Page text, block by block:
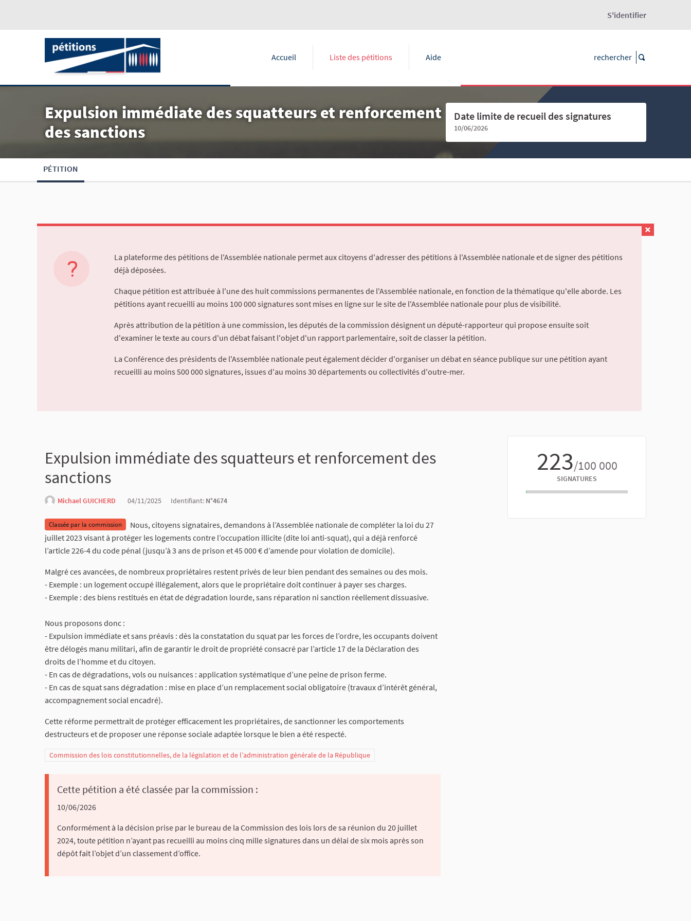
S'identifier
Accueil Liste des pétitions Aide
Expulsion immédiate des squatteurs et renforcement
des sanctions
Date limite de recueil des signatures
10/06/2026
PÉTITION
La plateforme des pétitions de l'Assemblée nationale permet aux citoyens d'adresser des pétitions à l'Assemblée nationale et de signer des pétitions
déjà déposées.
Chaque pétition est attribuée à l'une des huit commissions permanentes de l'Assemblée nationale, en fonction de la thématique qu'elle aborde. Les
pétitions ayant recueilli au moins 100 000 signatures sont mises en ligne sur le site de l'Assemblée nationale pour plus de visibilité.
Après attribution de la pétition à une commission, les députés de la commission désignent un député-rapporteur qui propose ensuite soit
d'examiner le texte au cours d'un débat faisant l'objet d'un rapport parlementaire, soit de classer la pétition.
La Conférence des présidents de l'Assemblée nationale peut également décider d'organiser un débat en séance publique sur une pétition ayant
recueilli au moins 500 000 signatures, issues d'au moins 30 départements ou collectivités d'outre-mer.
223/100 000
SIGNATURES
Expulsion immédiate des squatteurs et renforcement des
sanctions
Michael GUICHERD 04/11/2025 Identifiant: N°4674
Classée par la commission
Nous, citoyens signataires, demandons à l’Assemblée nationale de compléter la loi du 27
juillet 2023 visant à protéger les logements contre l’occupation illicite (dite loi anti-squat), qui a déjà renforcé
l’article 226-4 du code pénal (jusqu’à 3 ans de prison et 45 000 € d’amende pour violation de domicile).
Malgré ces avancées, de nombreux propriétaires restent privés de leur bien pendant des semaines ou des mois.
- Exemple : un logement occupé illégalement, alors que le propriétaire doit continuer à payer ses charges.
- Exemple : des biens restitués en état de dégradation lourde, sans réparation ni sanction réellement dissuasive.
Nous proposons donc :
- Expulsion immédiate et sans préavis : dès la constatation du squat par les forces de l’ordre, les occupants doivent
être délogés manu militari, afin de garantir le droit de propriété consacré par l’article 17 de la Déclaration des
droits de l’homme et du citoyen.
- En cas de dégradations, vols ou nuisances : application systématique d’une peine de prison ferme.
- En cas de squat sans dégradation : mise en place d’un remplacement social obligatoire (travaux d’intérêt général,
accompagnement social encadré).
Cette réforme permettrait de protéger efficacement les propriétaires, de sanctionner les comportements
destructeurs et de proposer une réponse sociale adaptée lorsque le bien a été respecté.
Commission des lois constitutionnelles, de la législation et de l’administration générale de la République
Cette pétition a été classée par la commission :
10/06/2026
Conformément à la décision prise par le bureau de la Commission des lois lors de sa réunion du 20 juillet
2024, toute pétition n’ayant pas recueilli au moins cinq mille signatures dans un délai de six mois après son
dépôt fait l’objet d’un classement d’office.